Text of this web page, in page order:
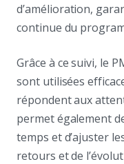
d’amélioration,
continue du
Grâce à ce suivi, le
sont utilisées
répondent aux
permet également
temps et d’ajuster
retours et de